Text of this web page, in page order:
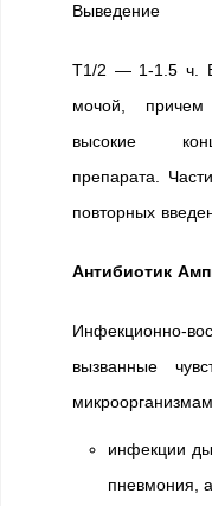
Выведение
T1/2 — 1-1.5 ч.
мочой,
высокие
препарата.
повторных
Антибиотик
Инфекционно-
вызванные
инфекции
пневмония,